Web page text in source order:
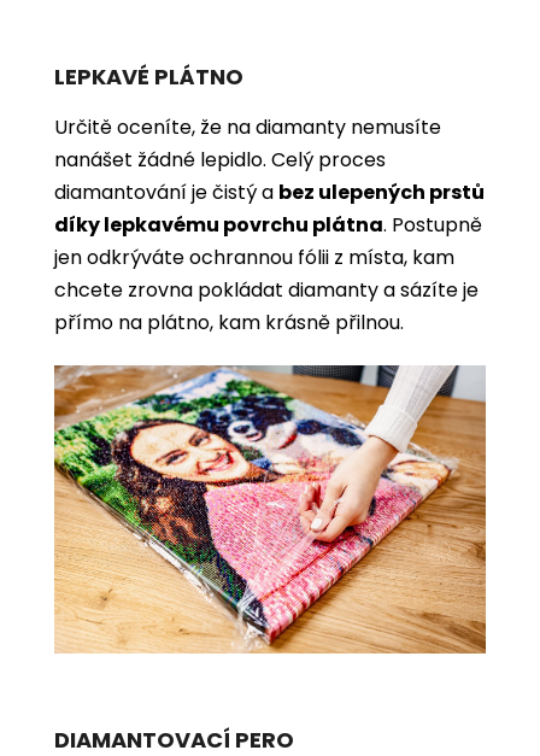
LEPKAVÉ PLÁTNO
Určitě oceníte, že na diamanty nemusíte
nanášet žádné lepidlo. Celý proces
diamantování je čistý a bez ulepených prstů
díky lepkavému povrchu plátna. Postupně
jen odkrýváte ochrannou fólii z místa, kam
chcete zrovna pokládat diamanty a sázíte je
přímo na plátno, kam krásně přilnou.
DIAMANTOVACÍ PERO